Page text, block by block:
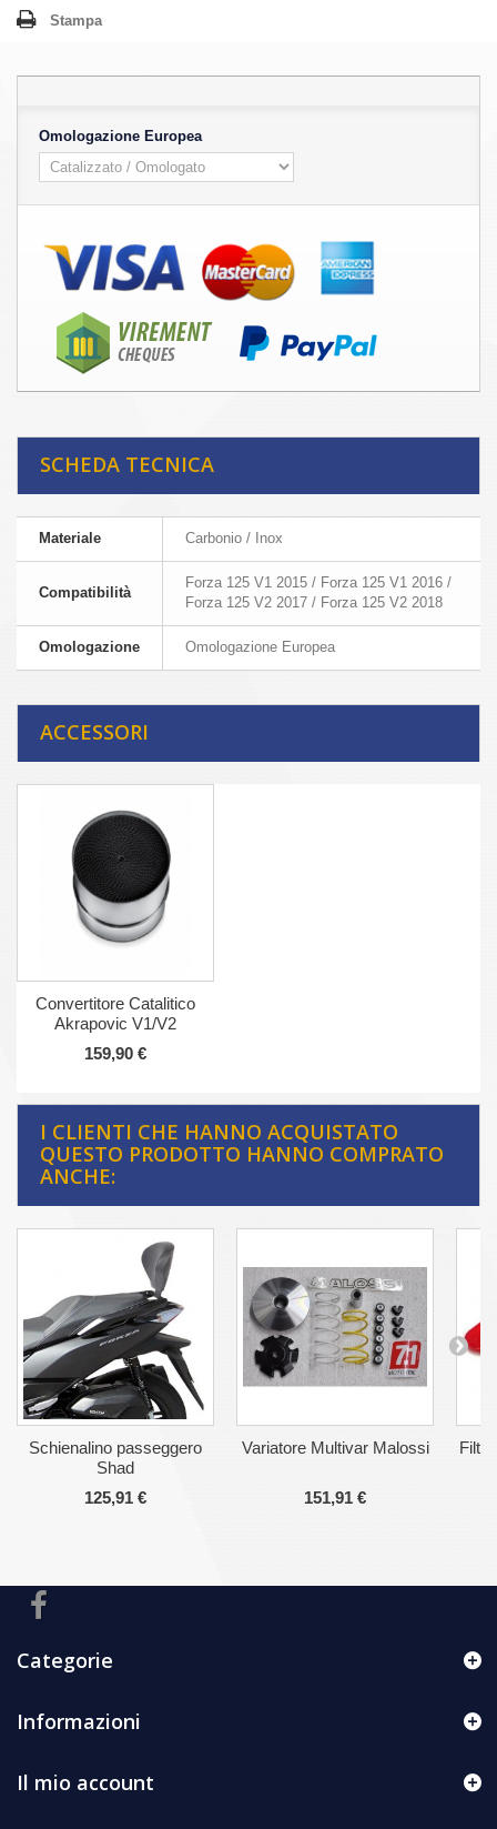
Stampa
Omologazione Europea
SCHEDA TECNICA
Materiale Carbonio / Inox
Compatibilità
Forza 125 V1 2015 / Forza 125 V1 2016 /
Forza 125 V2 2017 / Forza 125 V2 2018
Omologazione Omologazione Europea
ACCESSORI
Convertitore Catalitico
Akrapovic V1/V2
159,90 €
I CLIENTI CHE HANNO ACQUISTATO
QUESTO PRODOTTO HANNO COMPRATO
ANCHE:
Schienalino passeggero
Shad
125,91 €
Variatore Multivar Malossi
151,91 €
Categorie
Informazioni
Il mio account